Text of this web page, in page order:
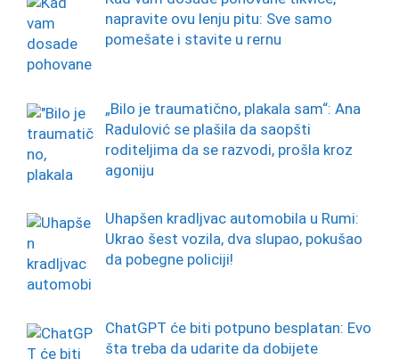
napravite ovu lenju pitu: Sve samo
pomešate i stavite u rernu
„Bilo je traumatično, plakala sam“: Ana
Radulović se plašila da saopšti
roditeljima da se razvodi, prošla kroz
agoniju
Uhapšen kradljvac automobila u Rumi:
Ukrao šest vozila, dva slupao, pokušao
da pobegne policiji!
ChatGPT će biti potpuno besplatan: Evo
šta treba da udarite da dobijete